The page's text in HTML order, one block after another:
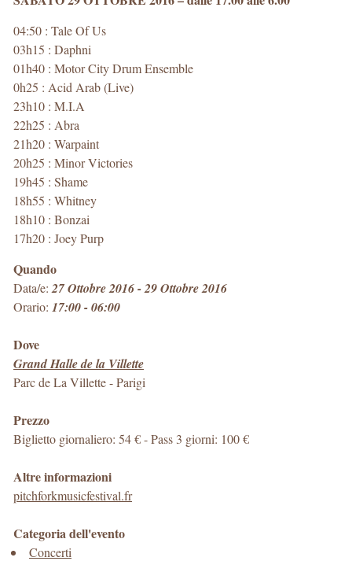
04:50 : Tale Of Us
03h15 : Daphni
01h40 : Motor City Drum Ensemble
0h25 : Acid Arab (Live)
23h10 : M.I.A
22h25 : Abra
21h20 : Warpaint
20h25 : Minor Victories
19h45 : Shame
18h55 : Whitney
18h10 : Bonzai
17h20 : Joey Purp
Quando
Data/e: 27 Ottobre 2016 - 29 Ottobre 2016
Orario: 17:00 - 06:00
Dove
Grand Halle de la Villette
Parc de La Villette-Parigi
Prezzo
Biglietto giornaliero: 54 € - Pass 3 giorni: 100 €
Altre informazioni
pitchforkmusicfestival.fr
Categoria dell'evento
Concerti